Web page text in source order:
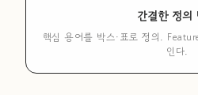
간결한 정의
핵심 용어를 박스·표로 정의.
인다.